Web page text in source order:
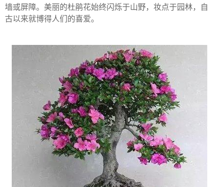
墙或屏障。美丽的杜鹃花始终闪烁于山野，妆点于园林，自
古以来就博得人们的喜爱。